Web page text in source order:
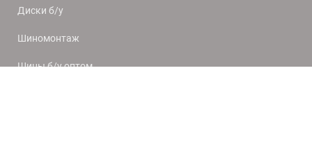
Диски б/у
Шиномонтаж
Шины б/у оптом